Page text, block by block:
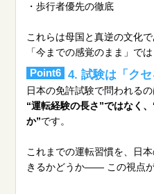
・歩行者優先の徹底
これらは母国と真逆の文化で
「今までの感覚のまま」で
Point6 4. 試験は「ク
日本の免許試験で問われるの
“運転経験の長さ”ではなく
か”です。
これまでの運転習慣を、日
きるかどうか―― この視点が